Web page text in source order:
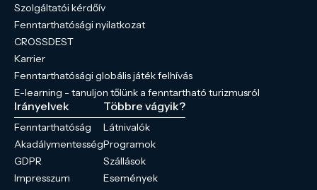
Szolgáltatói kérdőív
Fenntarthatósági nyilatkozat
CROSSDEST
Karrier
Fenntarthatósági globális játék felhívás
E-learning - tanuljon tőlünk a fenntartható turizmusról
Irányelvek
Fenntarthatóság
Akadálymentesség
GDPR
Impresszum
Többre vágyik?
Látnivalók
Programok
Szállások
Események